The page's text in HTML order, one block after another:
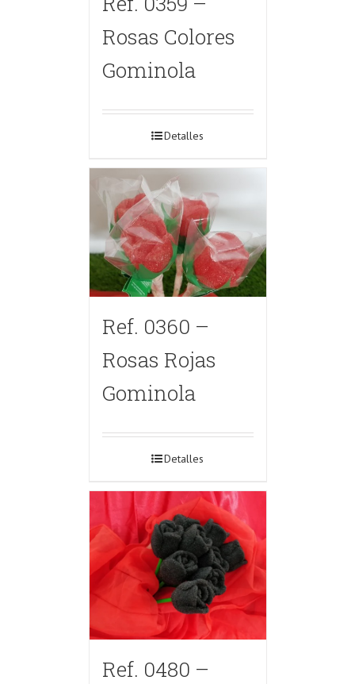
Rosas Colores
Gominola
Detalles
Ref. 0360 –
Rosas Rojas
Gominola
Detalles
Ref. 0480 –